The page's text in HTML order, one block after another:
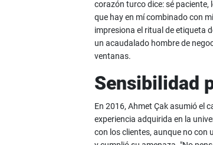
corazón turco dice: sé
que hay en mí combinado con
impresiona el ritual de etiqueta
un acaudalado hombre de
ventanas.
Sensibilidad
En 2016, Ahmet Çak asumió el
experiencia adquirida en la
con los clientes, aunque no con